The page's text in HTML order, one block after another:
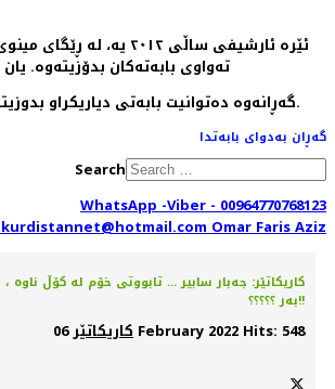
ئێرە ئارشیفی ساڵی ٢٠١٢
تەواوی بابەتەکان بدۆزیتەوە. یان لەڕێگەی
گەڕانەوە دەتوانیت بابەتی دیاریکراو بدوزیتەوە. لەگەڵ ڕیزمدا.
گەڕان بەدوای بابەتدا
Search
WhatsApp -Viber - 00964770768123
Omar Faris Aziz
کاریکاتێر: جەبار سابیر ... تابووتی خۆم لە کۆڵ ناوە
بەر ؟؟؟؟؟!!
کاریکاتێر 06 February 2022 Hits: 548